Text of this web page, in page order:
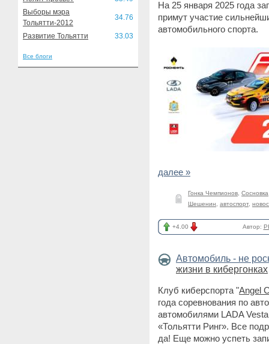
Выборы мэра
Тольятти-2012
34.76
Развитие Тольятти 33.03
Все блоги
На 25 января 2025 года
примут участие
автомобильного спорта.
далее »
Гонка Чемпионов Сосновка
Шешенин
автоспорт,
+4.00 Автор:
Автомобиль - не
жизни в кибергонках
Клуб киберспорта "Angel
года соревнования по
автомобилями LADA
«Тольятти Ринг». Все
да! Еще можно успеть